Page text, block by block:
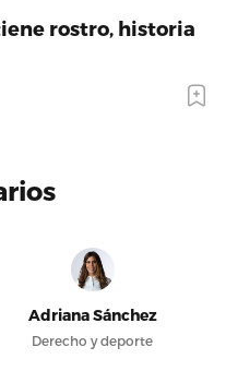
rostro, historia
Adriana Sánchez
Derecho y deporte